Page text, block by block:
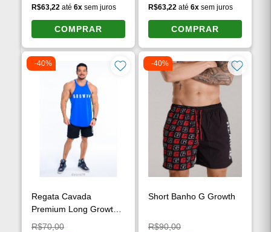
R$63,22 até6x sem juros
COMPRAR
R$63,22 até 6x sem juros
COMPRAR
-40%
Regata Cavada
Premium Long Growth
Man Azul
Preço original:
R$70,00
-40%
Short Banho G Growth
Preço original:
R$90,00